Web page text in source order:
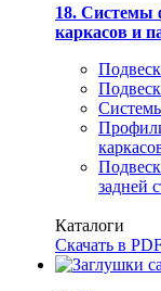
18. Системы
каркасов и
задней
Каталоги
Скачать в